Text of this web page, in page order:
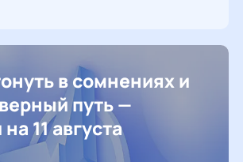
в сомнениях и
путь —
11 августа